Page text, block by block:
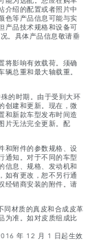
介绍的配置或者照片中
色等产品信息可能与实
产品技术规格和设备可
。具体产品信息敬请垂
将影响有效载荷。须确
总重和最大轴载重。
的时期。由于受到大环
创建和更新。现在，微
和新款车型发布时间造
片无法完全更新。配
和附件的参数规格、设
通知。对于不同的车型
信息、规格、发动机和
如有更改，恕不另行通
经销商安装的附件。请
同材质的真皮和合成皮革
为准。如对皮质组成比
年 12 月 1 日起生效